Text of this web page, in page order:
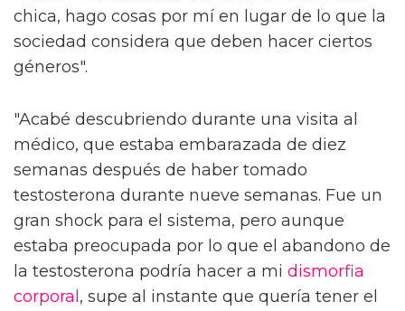
chica, hago cosas por mí en lugar de lo que la
sociedad considera que deben hacer ciertos
géneros".
"Acabé descubriendo durante una visita al
médico, que estaba embarazada de diez
semanas después de haber tomado
testosterona durante nueve semanas. Fue un
gran shock para el sistema, pero aunque
estaba preocupada por lo que el abandono de
la testosterona podría hacer a mi dismorfia
corporal , supe al instante que quería tener el